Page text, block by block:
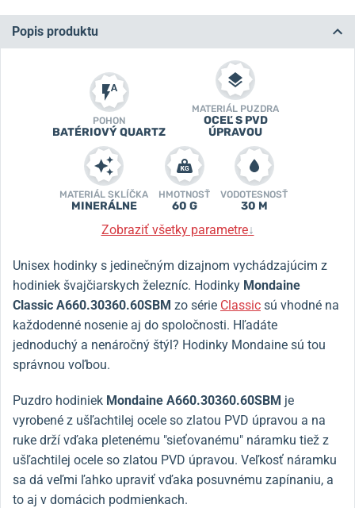
Popis produktu
POHON
BATÉRIOVÝ QUARTZ
MATERIÁL PUZDRA
OCEĽ S PVD
ÚPRAVOU
MATERIÁL SKLÍČKA
MINERÁLNE
HMOTNOSŤ
60 G
VODOTESNOSŤ
30 M
Zobraziť všetky parametre↓
Unisex hodinky s jedinečným dizajnom vychádzajúcim z
hodiniek švajčiarskych železníc. Hodinky Mondaine
Classic A660.30360.60SBM zo série Classic sú vhodné na
každodenné nosenie aj do spoločnosti. Hľadáte
jednoduchý a nenáročný štýl? Hodinky Mondaine sú tou
správnou voľbou.
Puzdro hodiniek Mondaine A660.30360.60SBM je
vyrobené z ušľachtilej ocele so zlatou PVD úpravou a na
ruke drží vďaka pletenému "sieťovanému" náramku tiež z
ušľachtilej ocele so zlatou PVD úpravou. Veľkosť náramku
sa dá veľmi ľahko upraviť vďaka posuvnému zapínaniu, a
to aj v domácich podmienkach.